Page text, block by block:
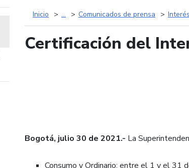
Inicio ... Comunicados de prensa
Certificación del
Bogotá, julio 30 de 2021.- La
Consumo y Ordinario: entre el 1 y el 31